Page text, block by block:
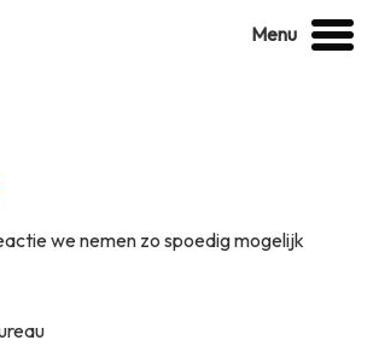
Menu
we nemen zo spoedig mogelijk